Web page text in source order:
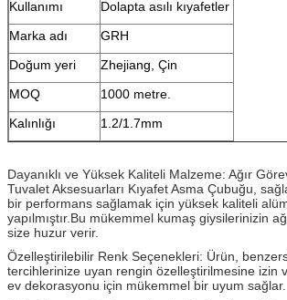
Kullanımı
Dolapta asılı kıyafetler
Marka adı
GRH
Doğum yeri
Zhejiang, Çin
MOQ
1000 metre.
Kalınlığı
1.2/1.7mm
Dayanıklı ve Yüksek Kaliteli Malzeme: Ağır
Tuvalet Aksesuarları Kıyafet Asma Çubuğu,
bir performans sağlamak için yüksek kaliteli
yapılmıştır. Bu mükemmel kumaş giysilerinizin
size huzur verir.
Özelleştirilebilir Renk Seçenekleri: Ürün,
tercihlerinize uyan rengin özelleştirilmesine izin
ev dekorasyonu için mükemmel bir uyum sağlar.